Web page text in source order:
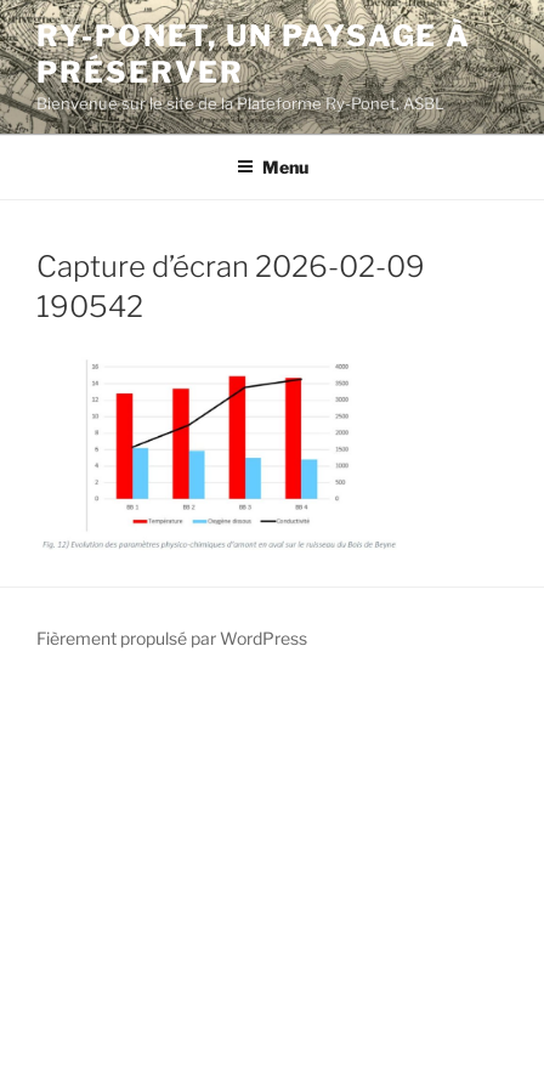
Aller
au
contenu
principal
RY-PONET, UN PAYSAGE À
PRÉSERVER
Bienvenue sur le site de la Plateforme Ry-Ponet, ASBL
Menu
Capture d’écran 2026-02-09
190542
Fièrement propulsé par WordPress